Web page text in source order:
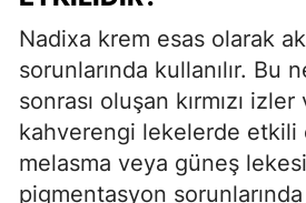
Nadixa krem esas olarak
sorunlarında kullanılır. Bu
sonrası oluşan kırmızı
kahverengi lekelerde etkili
melasma veya güneş
pigmentasyon sorunlarında